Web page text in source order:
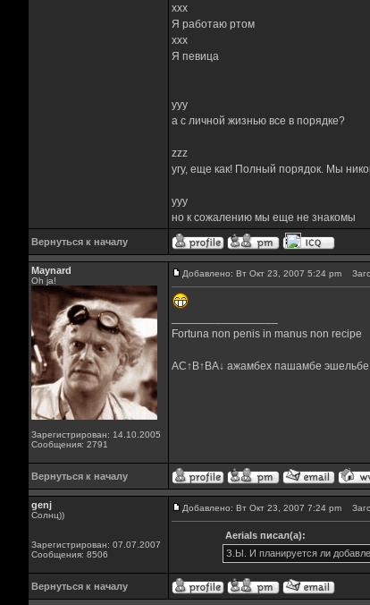
xxx
Я работаю ртом
xxx
Я певица
yyy
а с личной жизнью все в порядке?
zzz
угу, еще как! Полный порядок. Мы
yyy
но к сожалению мы еще не знакомы
Вернуться к началу
Maynard
Oh ja!
Зарегистрирован: 14.10.2005
Сообщения: 2791
Добавлено: Вт Окт 23, 2007 5:24 pm
Fortuna non penis in manus non recipe
AC↑B↑BA↓ ажамбех пашамбе
Вернуться к началу
genj
Солнц))
Зарегистрирован: 07.07.2007
Сообщения: 8506
Добавлено: Вт Окт 23, 2007 7:24 pm
Aerials писал(а):
З.Ы. И планируется ли
Вернуться к началу